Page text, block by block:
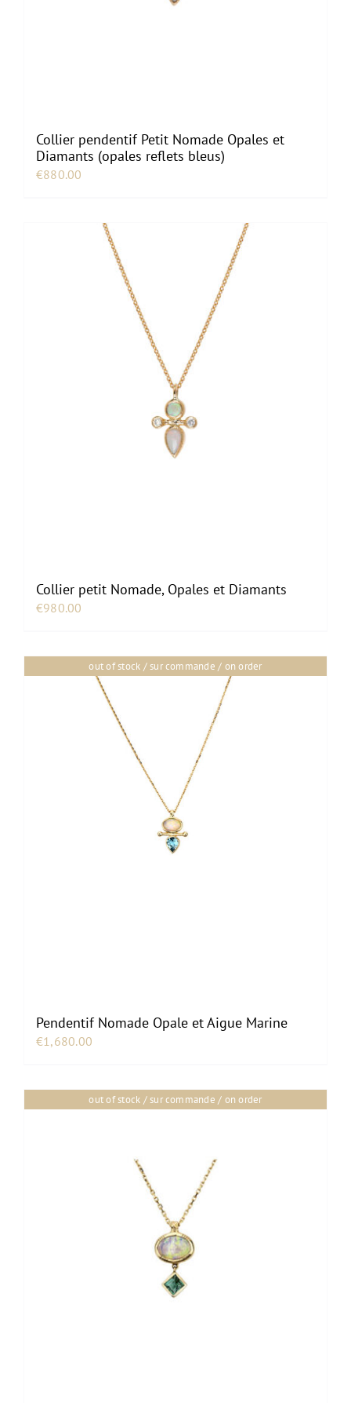
Collier pendentif Petit Nomade Opales et
Diamants (opales reflets bleus)
€880.00
Collier petit Nomade, Opales et Diamants
€980.00
out of stock / sur commande / on order
Pendentif Nomade Opale et Aigue Marine
€1,680.00
out of stock / sur commande / on order